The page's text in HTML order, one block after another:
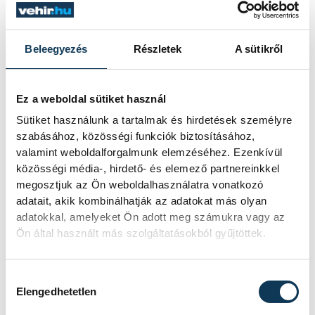
Beleegyezés Részletek A sütikről
Ez a weboldal sütiket használ
Sütiket használunk a tartalmak és hirdetések személyre
szabásához, közösségi funkciók biztosításához,
valamint weboldalforgalmunk elemzéséhez. Ezenkívül
közösségi média-, hirdető- és elemező partnereinkkel
megosztjuk az Ön weboldalhasználatra vonatkozó
adatait, akik kombinálhatják az adatokat más olyan
adatokkal, amelyeket Ön adott meg számukra vagy az
Ön által használt más szolgáltatásokból gyűjtöttek.
Elengedhetetlen
TOVÁBBI CIKKEK
Ideiglenes
forgalomkorlátozás a
Jókai utcában
KÖZÉRDEKŰ
szabálytalanságot talált